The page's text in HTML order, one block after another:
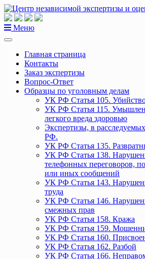
Перейти
к
содержанию
Меню
Главная страница
Контакты
Заказ экспертизы
Вопрос-Ответ
Образцы по уголовным делам
УК РФ Статья 105.
УК РФ Статья 115.
легкого вреда здоровью
Экспертизы, в
РФ.
УК РФ Статья 135.
УК РФ Статья 138.
телефонных переговоров,
или иных сообщений
УК РФ Статья 143.
труда
УК РФ Статья 146.
смежных прав
УК РФ Статья 158. Кража
УК РФ Статья 159.
УК РФ Статья 160.
УК РФ Статья 162. Разбой
УК РФ Статья 166.